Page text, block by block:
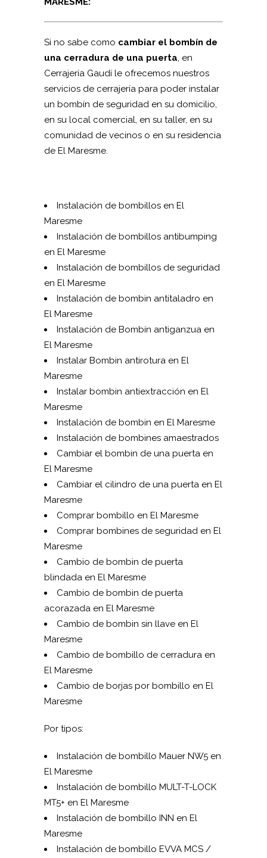
Si no sabe como cambiar el bombín de
una cerradura de una puerta, en
Cerrajería Gaudí le ofrecemos nuestros
servicios de cerrajería para poder instalar
un bombín de seguridad en su domicilio,
en su local comercial, en su taller, en su
comunidad de vecinos o en su residencia
de El Maresme.
Instalación de bombillos en El
Maresme
Instalación de bombillos antibumping
en El Maresme
Instalación de bombillos de seguridad
en El Maresme
Instalación de bombin antitaladro en
El Maresme
Instalación de Bombín antiganzua en
El Maresme
Instalar Bombin antirotura en El
Maresme
Instalar bombin antiextracción en El
Maresme
Instalación de bombin en El Maresme
Instalación de bombines amaestrados
Cambiar el bombin de una puerta en
El Maresme
Cambiar el cilindro de una puerta en El
Maresme
Comprar bombillo en El Maresme
Comprar bombines de seguridad en El
Maresme
Cambio de bombin de puerta
blindada en El Maresme
Cambio de bombin de puerta
acorazada en El Maresme
Cambio de bombin sin llave en El
Maresme
Cambio de bombillo de cerradura en
El Maresme
Cambio de borjas por bombillo en El
Maresme
Por tipos:
Instalación de bombillo Mauer NW5 en
El Maresme
Instalación de bombillo MUL­T-T-LOCK
MT5+ en El Maresme
Instalación de bombillo INN en El
Maresme
Instalación de bombillo EVVA MCS /